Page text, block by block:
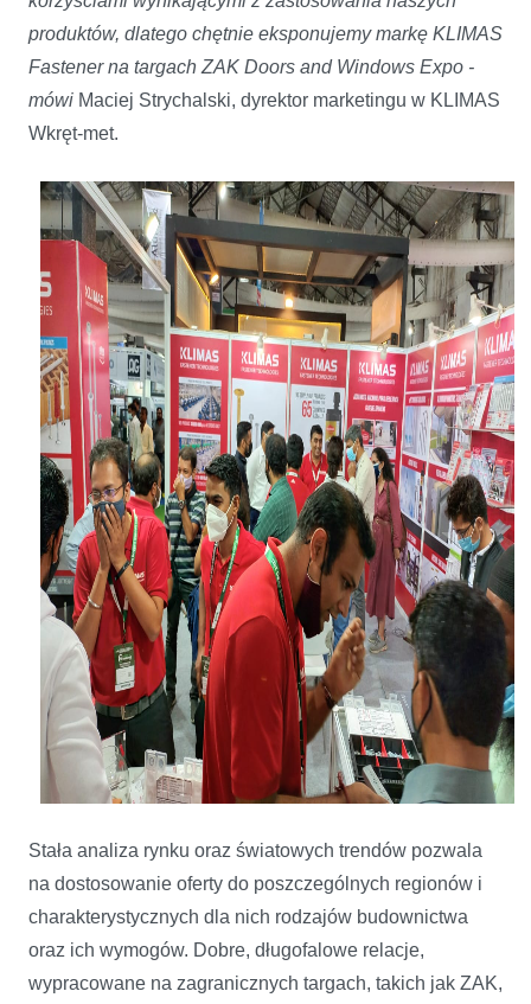
produktów, dlatego chętnie eksponujemy markę KLIMAS
Fastener na targach ZAK Doors and Windows Expo -
mówi Maciej Strychalski, dyrektor marketingu w KLIMAS
Wkręt-met.
Stała analiza rynku oraz światowych trendów pozwala
na dostosowanie oferty do poszczególnych regionów i
charakterystycznych dla nich rodzajów budownictwa
oraz ich wymogów. Dobre, długofalowe relacje,
wypracowane na zagranicznych targach, takich jak ZAK,